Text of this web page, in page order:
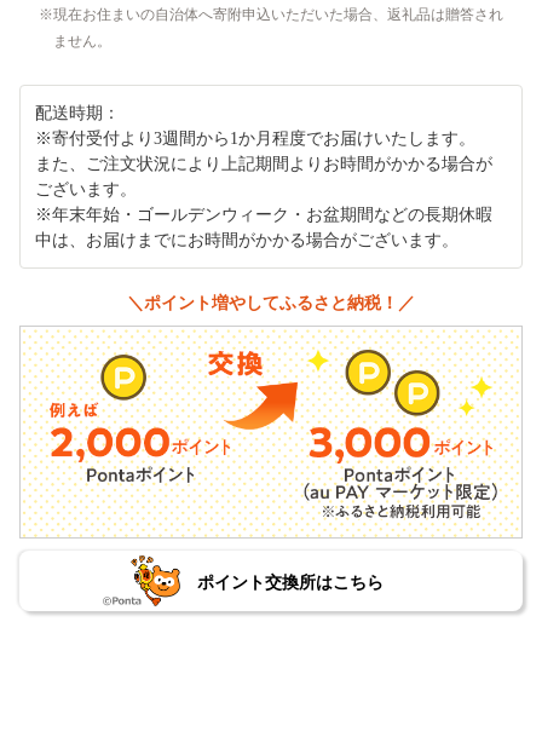
現在お住まいの自治体へ寄附申込いただいた場合、返礼品は贈答され
ません。
配送時期：
※寄付受付より3週間から1か月程度でお届けいたします。
また、ご注文状況により上記期間よりお時間がかかる場合が
ございます。
※年末年始・ゴールデンウィーク・お盆期間などの長期休暇
中は、お届けまでにお時間がかかる場合がございます。
＼ポイント増やしてふるさと納税！／
ポイント交換所はこちら